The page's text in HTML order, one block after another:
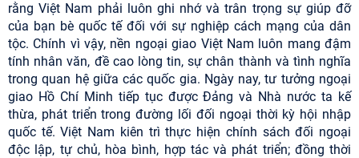
rằng Việt Nam phải luôn ghi nhớ và trân trọng sự giúp đỡ
của bạn bè quốc tế đối với sự nghiệp cách mạng của dân
tộc. Chính vì vậy, nền ngoại giao Việt Nam luôn mang đậm
tính nhân văn, đề cao lòng tin, sự chân thành và tình nghĩa
trong quan hệ giữa các quốc gia. Ngày nay, tư tưởng ngoại
giao Hồ Chí Minh tiếp tục được Đảng và Nhà nước ta kế
thừa, phát triển trong đường lối đối ngoại thời kỳ hội nhập
quốc tế. Việt Nam kiên trì thực hiện chính sách đối ngoại
độc lập, tự chủ, hòa bình, hợp tác và phát triển; đồng thời